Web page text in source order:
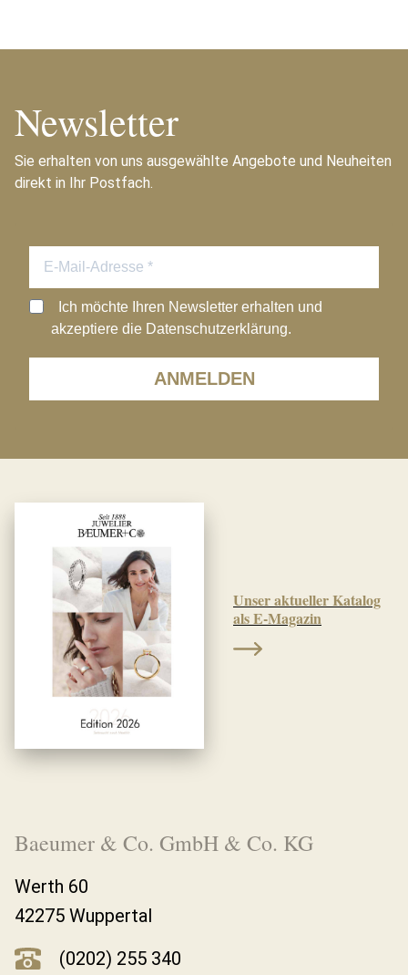
Newsletter
Sie erhalten von uns ausgewählte Angebote und Neuheiten
direkt in Ihr Postfach.
ANMELDEN
Ich möchte Ihren Newsletter erhalten und
akzeptiere die Datenschutzerklärung.
Unser aktueller Katalog
als E-Magazin
Baeumer & Co. GmbH & Co. KG
Werth 60
42275 Wuppertal
(0202) 255 340